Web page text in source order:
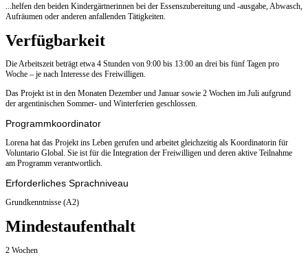
...helfen den beiden Kindergärtnerinnen bei der Essenszubereitung und -ausgabe, Abwasch,
Aufräumen oder anderen anfallenden Tätigkeiten.
Verfügbarkeit
Die Arbeitszeit beträgt etwa 4 Stunden von 9:00 bis 13:00 an drei bis fünf Tagen pro
Woche – je nach Interesse des Freiwilligen.
Das Projekt ist in den Monaten Dezember und Januar sowie 2 Wochen im Juli aufgrund
der argentinischen Sommer- und Winterferien geschlossen.
Programmkoordinator
Lorena hat das Projekt ins Leben gerufen und arbeitet gleichzeitig als Koordinatorin für
Voluntario Global. Sie ist für die Integration der Freiwilligen und deren aktive Teilnahme
am Programm verantwortlich.
Erforderliches Sprachniveau
Grundkenntnisse (A2)
Mindestaufenthalt
2 Wochen